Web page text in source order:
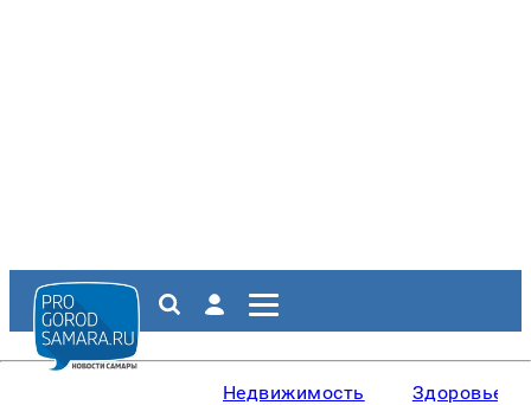
Недвижимость Здоровье